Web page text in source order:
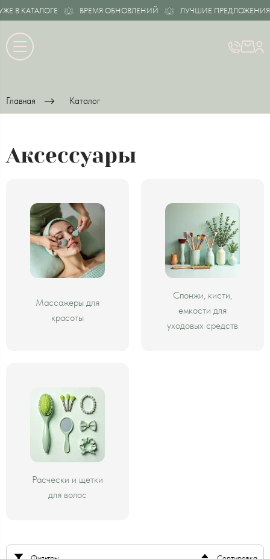
ВРЕМЯ ОБНОВЛЕНИЙ ЛУЧШИЕ ПРЕДЛОЖЕНИЯ УЖЕ
Главная Каталог
Аксессуары
Массажеры для
красоты
Спонжи, кисти,
емкости для
уходовых средств
Расчески и щетки
для волос